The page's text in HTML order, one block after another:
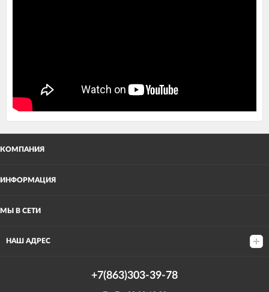
КОМПАНИЯ
ИНФОРМАЦИЯ
МЫ В СЕТИ
НАШ АДРЕС
+7(863)303-39-78